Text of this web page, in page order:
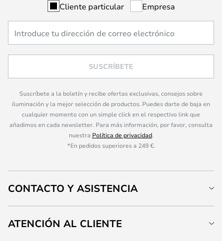
Cliente particular Empresa
SUSCRÍBETE
Suscríbete a la boletín y recibe ofertas exclusivas, consejos sobre
iluminación y la mejor selección de productos. Puedes darte de baja en
cualquier momento con un simple click en el respectivo link que
añadimos en cada newsletter. Para más información, por favor, consulta
nuestra Política de privacidad.
*En pedidos superiores a 249 €.
CONTACTO Y ASISTENCIA
ATENCIÓN AL CLIENTE